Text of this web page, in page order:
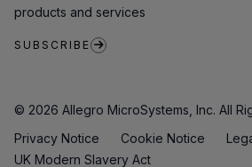
products and services
SUBSCRIBE
© 2026 Allegro MicroSystems, Inc. All
Privacy Notice
Cookie Notice
UK Modern Slavery Act